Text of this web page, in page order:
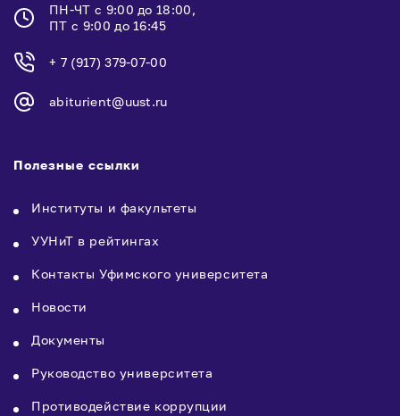
ПН-ЧТ с 9:00 до 18:00,
ПТ с 9:00 до 16:45
+ 7 (917) 379-07-00
abiturient@uust.ru
Полезные ссылки
Институты и факультеты
УУНиТ в рейтингах
Контакты Уфимского университета
Новости
Документы
Руководство университета
Противодействие коррупции